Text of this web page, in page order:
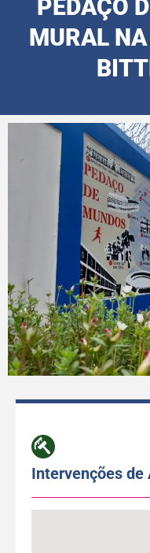
PEDAÇO
MURAL
Intervenções de